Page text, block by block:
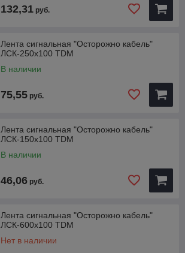
132,31 руб.
Лента сигнальная "Осторожно кабель"
ЛСК-250х100 TDM
В наличии
75,55 руб.
Лента сигнальная "Осторожно кабель"
ЛСК-150х100 TDM
В наличии
46,06 руб.
Лента сигнальная "Осторожно кабель"
ЛСК-600х100 TDM
Нет в наличии